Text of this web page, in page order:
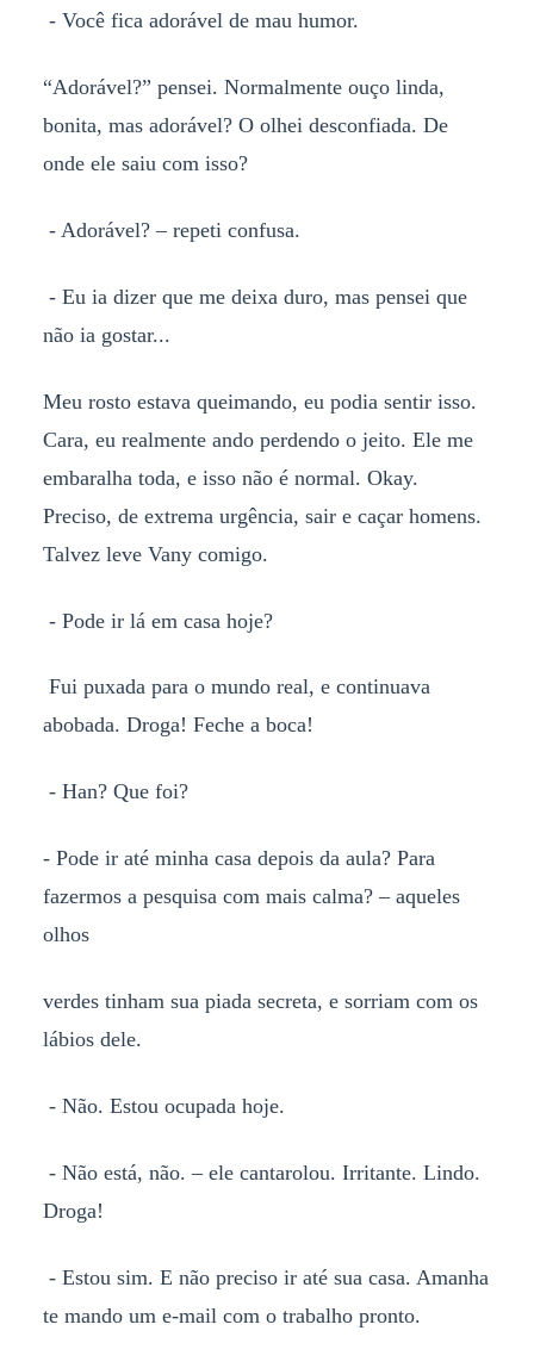
- Você fica adorável de mau humor.
“Adorável?” pensei. Normalmente ouço linda,
bonita, mas adorável? O olhei desconfiada. De
onde ele saiu com isso?
- Adorável? – repeti confusa.
- Eu ia dizer que me deixa duro, mas pensei que
não ia gostar...
Meu rosto estava queimando, eu podia sentir isso.
Cara, eu realmente ando perdendo o jeito. Ele me
embaralha toda, e isso não é normal. Okay.
Preciso, de extrema urgência, sair e caçar homens.
Talvez leve Vany comigo.
- Pode ir lá em casa hoje?
Fui puxada para o mundo real, e continuava
abobada. Droga! Feche a boca!
- Han? Que foi?
- Pode ir até minha casa depois da aula? Para
fazermos a pesquisa com mais calma? – aqueles
olhos
verdes tinham sua piada secreta, e sorriam com os
lábios dele.
- Não. Estou ocupada hoje.
- Não está, não. – ele cantarolou. Irritante. Lindo.
Droga!
- Estou sim. E não preciso ir até sua casa. Amanha
te mando um e-mail com o trabalho pronto.